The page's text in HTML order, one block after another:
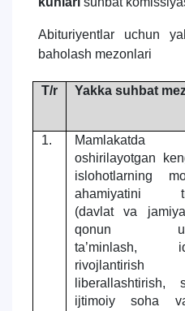
Abituriyentlar uchun
baholash mezonlari
T/r Yakka suhbat
1.
Mamlakatda
oshirilayotgan
islohotlarning
ahamiyatini
(davlat va
qonun
ta’minlash,
liberallashtirish,
ijtimoiy soha
5. To'lov-kontrakt (2)
7. Call-center (4)
9. Magistratura kvotasi (4)